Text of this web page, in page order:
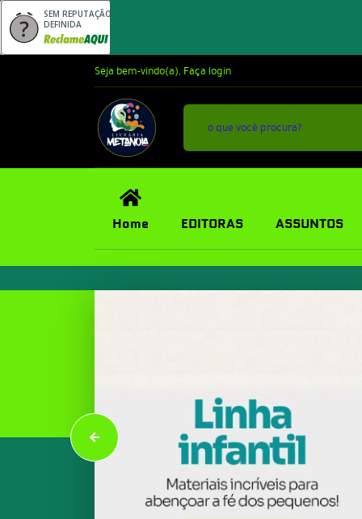
SEM REPUTAÇÃO
DEFINIDA
Seja bem-vindo(a), Faça login
Home EDITORAS ASSUNTOS